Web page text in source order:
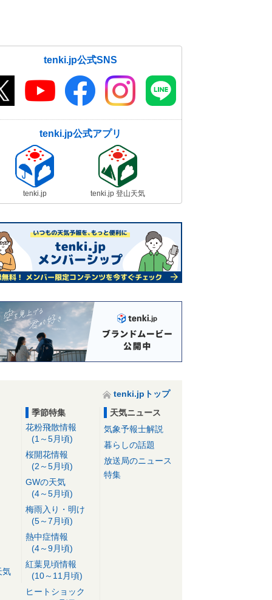
tenki.jp公式SNS
tenki.jp公式アプリ
tenki.jp tenki.jp 登山天気
tenki.jpトップ
気
季節特集
花粉飛散情報
(1～5月頃)
桜開花情報
(2～5月頃)
GWの天気
(4～5月頃)
梅雨入り・明け
(5～7月頃)
熱中症情報
(4～9月頃)
紅葉見頃情報
(10～11月頃)
ヒートショック
天気ニュース
気象予報士解説
暮らしの話題
放送局のニュース
特集